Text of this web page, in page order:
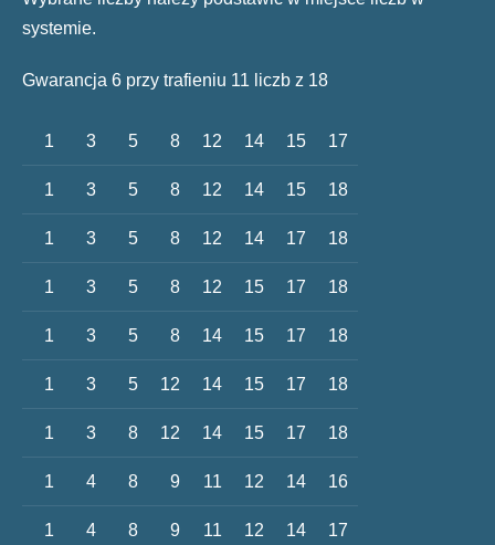
systemie.
Gwarancja 6 przy trafieniu 11 liczb z 18
1 3 5 8 12 14 15 17
1 3 5 8 12 14 15 18
1 3 5 8 12 14 17 18
1 3 5 8 12 15 17 18
1 3 5 8 14 15 17 18
1 3 5 12 14 15 17 18
1 3 8 12 14 15 17 18
1 4 8 9 11 12 14 16
1 4 8 9 11 12 14 17